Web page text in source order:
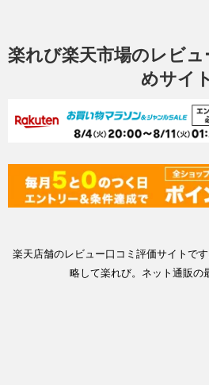
楽れび楽天市場のレビュ
めサイト
楽天店舗のレビュー口コミ評価サイトで
略して楽れび。ネット通販の